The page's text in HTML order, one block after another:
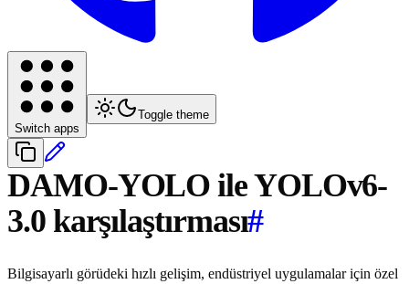
Switch apps
Toggle theme
DAMO-YOLO ile YOLOv6-
3.0 karşılaştırması#
Bilgisayarlı görüdeki hızlı gelişim, endüstriyel uygulamalar için özel